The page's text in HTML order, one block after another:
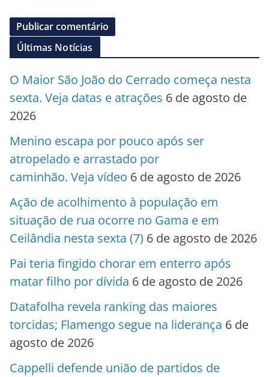
Últimas Notícias
O Maior São João do Cerrado começa nesta
sexta. Veja datas e atrações 6 de agosto de
2026
Menino escapa por pouco após ser
atropelado e arrastado por
caminhão. Veja vídeo 6 de agosto de 2026
Ação de acolhimento à população em
situação de rua ocorre no Gama e em
Ceilândia nesta sexta (7) 6 de agosto de 2026
Pai teria fingido chorar em enterro após
matar filho por dívida 6 de agosto de 2026
Datafolha revela ranking das maiores
torcidas; Flamengo segue na liderança 6 de
agosto de 2026
Cappelli defende união de partidos de